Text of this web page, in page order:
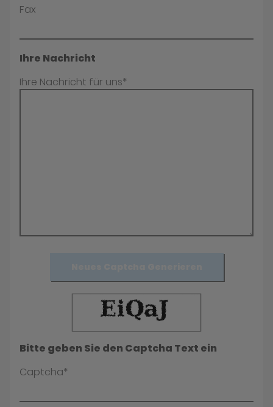
Fax
Ihre Nachricht
Ihre Nachricht für uns*
Bitte geben Sie den Captcha Text ein
Captcha*